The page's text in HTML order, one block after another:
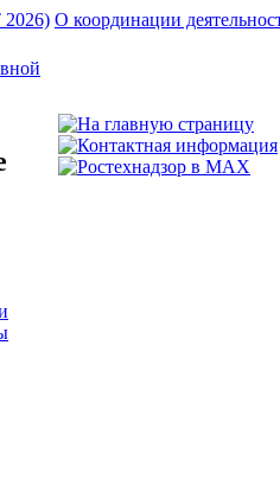
2026) О координации